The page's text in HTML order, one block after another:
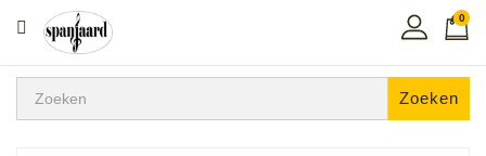
CATEGORIE
Home
0
Zoeken